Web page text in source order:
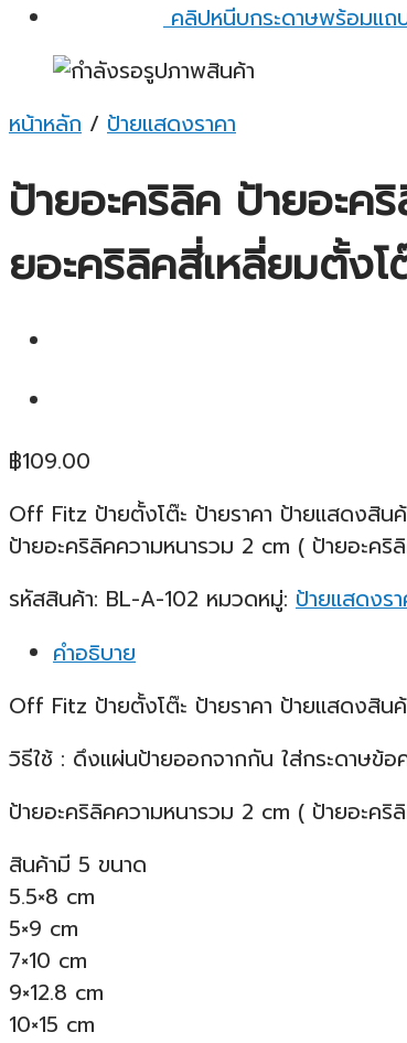
คลิปหนีบกระดาษพร้อมแถ
หน้าหลัก / ป้ายแสดงราคา
ป้ายอะคริลิค ป้ายอะค
ยอะคริลิคสี่เหลี่ยมตั้ง
฿109.00
Off Fitz ป้ายตั้งโต๊ะ ป้ายราคา ป้ายแสดงสิน
ป้ายอะคริลิคความหนารวม 2 cm ( ป้ายอะค
รหัสสินค้า: BL-A-102 หมวดหมู่: ป้ายแสดงร
คำอธิบาย
Off Fitz ป้ายตั้งโต๊ะ ป้ายราคา ป้ายแสดงสิน
วิธีใช้ : ดึงแผ่นป้ายออกจากกัน ใส่กระดาษข้
ป้ายอะคริลิคความหนารวม 2 cm ( ป้ายอะค
สินค้ามี 5 ขนาด
5.5×8 cm
5×9 cm
7×10 cm
9×12.8 cm
10×15 cm